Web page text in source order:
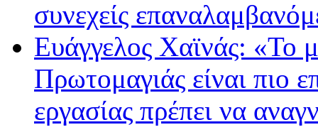
συνεχείς
Ευάγγελος Χαϊνάς: «Το
Πρωτομαγιάς είναι πιο
εργασίας πρέπει να